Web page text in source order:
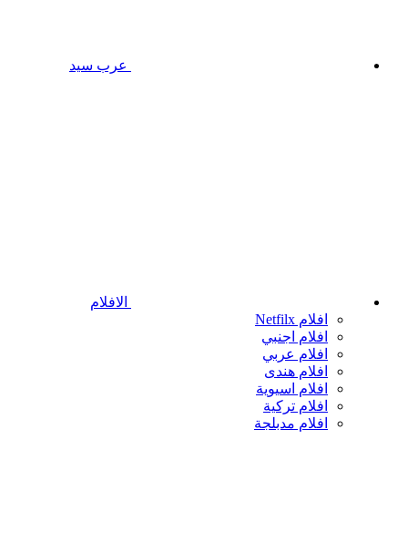
عرب سيد
الافلام
افلام Netfilx
افلام اجنبي
افلام عربي
افلام هندى
افلام اسيوية
افلام تركية
افلام مدبلجة